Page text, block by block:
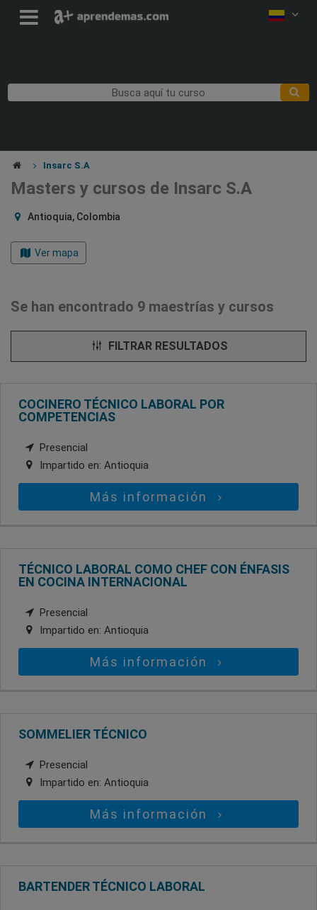
Insarc S.A
Masters y cursos de Insarc S.A
Antioquia, Colombia
Ver mapa
Se han encontrado 9 maestrías y cursos
FILTRAR RESULTADOS
COCINERO TÉCNICO LABORAL POR
COMPETENCIAS
Presencial
Impartido en: Antioquia
Más información
TÉCNICO LABORAL COMO CHEF CON ÉNFASIS
EN COCINA INTERNACIONAL
Presencial
Impartido en: Antioquia
Más información
SOMMELIER TÉCNICO
Presencial
Impartido en: Antioquia
Más información
BARTENDER TÉCNICO LABORAL